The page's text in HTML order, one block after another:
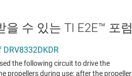
수 있는 TI E2E™ 포럼